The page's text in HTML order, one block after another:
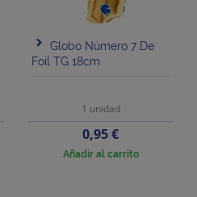
Globo Número 7 De
Foil TG 18cm
1 unidad
Precio
0,95 €
Añadir al carrito